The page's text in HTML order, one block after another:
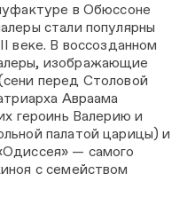
в Обюссоне
стали популярны
веке. В воссозданном
изображающие
перед Столовой
Авраама
героинь Валерию и
палатой царицы) и
— самого
с семейством